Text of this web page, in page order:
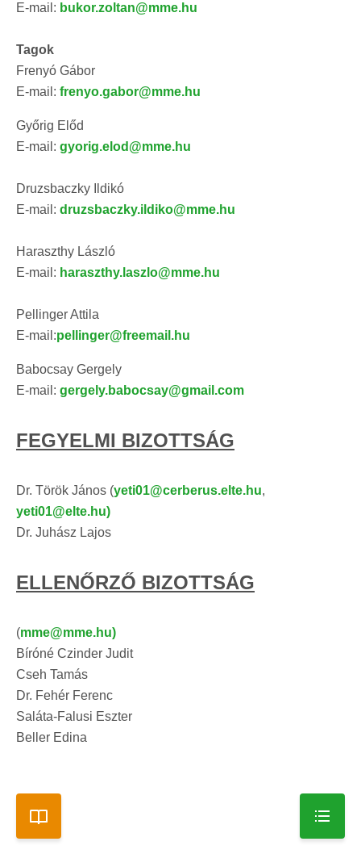
E-mail: bukor.zoltan@mme.hu
Tagok
Frenyó Gábor
E-mail: frenyo.gabor@mme.hu
Győrig Előd
E-mail: gyorig.elod@mme.hu
Druzsbaczky Ildikó
E-mail: druzsbaczky.ildiko@mme.hu
Haraszthy László
E-mail: haraszthy.laszlo@mme.hu
Pellinger Attila
E-mail:pellinger@freemail.hu
Babocsay Gergely
E-mail: gergely.babocsay@gmail.com
FEGYELMI BIZOTTSÁG
Dr. Török János (yeti01@cerberus.elte.hu,
yeti01@elte.hu)
Dr. Juhász Lajos
ELLENŐRZŐ BIZOTTSÁG
(mme@mme.hu)
Bíróné Czinder Judit
Cseh Tamás
Dr. Fehér Ferenc
Saláta-Falusi Eszter
Beller Edina